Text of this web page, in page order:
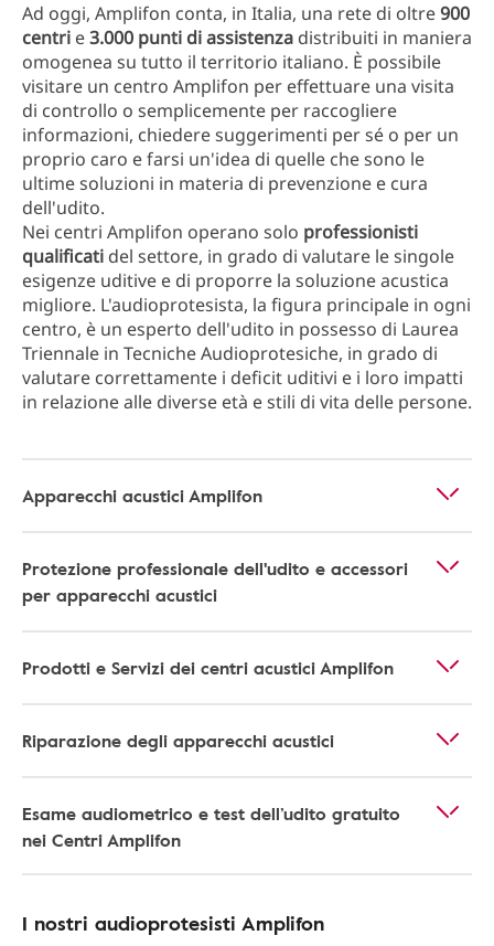
Ad oggi, Amplifon conta, in Italia, una rete di oltre900
centri e3.000 punti di assistenza distribuiti in maniera
omogenea su tutto il territorio italiano. È possibile
visitare un centro Amplifon per effettuare una visita
di controllo o semplicemente per raccogliere
informazioni, chiedere suggerimenti per sé o per un
proprio caro e farsi un'idea di quelle che sono le
ultime soluzioni in materia di prevenzione e cura
dell'udito.
Nei centri Amplifon operano solo professionisti
qualificati del settore, in grado di valutare le singole
esigenze uditive e di proporre la soluzione acustica
migliore. L'audioprotesista, la figura principale in ogni
centro, è un esperto dell'udito in possesso di Laurea
Triennale in Tecniche Audioprotesiche, in grado di
valutare correttamente i deficit uditivi e i loro impatti
in relazione alle diverse età e stili di vita delle persone.
Apparecchi acustici Amplifon
Protezione professionale dell'udito e accessori
per apparecchi acustici
Prodotti e Servizi dei centri acustici Amplifon
Riparazione degli apparecchi acustici
Esame audiometrico e test dell’udito gratuito
nei Centri Amplifon
I nostri audioprotesisti Amplifon